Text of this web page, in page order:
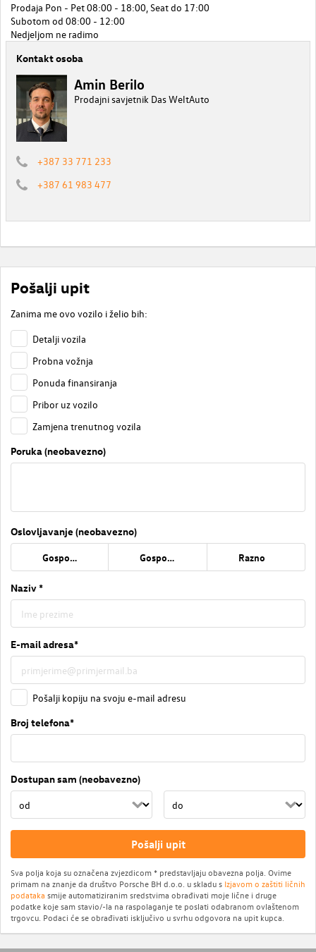
Prodaja Pon - Pet 08:00 - 18:00, Seat do 17:00
Subotom od 08:00 - 12:00
Nedjeljom ne radimo
Kontakt osoba
Amin Berilo
Prodajni savjetnik Das WeltAuto
+387 33 771 233
+387 61 983 477
Pošalji upit
Zanima me ovo vozilo i želio bih:
Detalji vozila
Probna vožnja
Ponuda finansiranja
Pribor uz vozilo
Zamjena trenutnog vozila
Poruka (neobavezno)
Oslovljavanje (neobavezno)
Gospođa Gospodin Razno
Naziv *
E-mail adresa*
Pošalji kopiju na svoju e-mail adresu
Broj telefona*
Dostupan sam (neobavezno)
Pošalji upit
Sva polja koja su označena zvjezdicom * predstavljaju obavezna polja. Ovime
primam na znanje da društvo Porsche BH d.o.o. u skladu s Izjavom o zaštiti ličnih
podataka smije automatiziranim sredstvima obrađivati moje lične i druge
podatke koje sam stavio/-la na raspolaganje te poslati odabranom ovlaštenom
trgovcu. Podaci će se obrađivati isključivo u svrhu odgovora na upit kupca.